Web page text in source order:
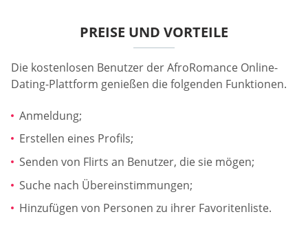
PREISE UND VORTEILE
Die kostenlosen Benutzer der AfroRomance Online-
Dating-Plattform genießen die folgenden Funktionen.
Anmeldung;
Erstellen eines Profils;
Senden von Flirts an Benutzer, die sie mögen;
Suche nach Übereinstimmungen;
Hinzufügen von Personen zu ihrer Favoritenliste.